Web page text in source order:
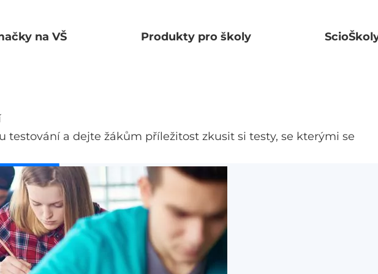
na VŠ Produkty pro školy
testování a dejte žákům příležitost zkusit si testy, se kterými se